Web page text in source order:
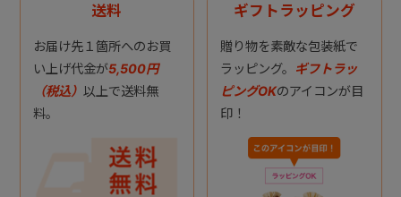
送料
お届け先１箇所へのお買
い上げ代金が5,500円
（税込） 以上で送料無
料。
ギフトラッピング
贈り物を素敵な包装紙で
ラッピング。 ギフトラッ
ピングOKのアイコンが目
印！